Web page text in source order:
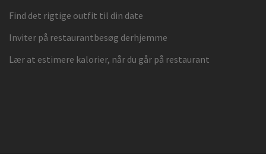
Find det rigtige outfit til din date
Inviter på restaurantbesøg derhjemme
Lær at estimere kalorier, når du går på restaurant